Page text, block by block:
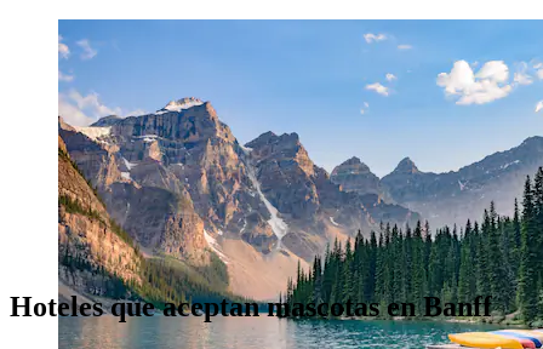
Hoteles que aceptan mascotas en Banff